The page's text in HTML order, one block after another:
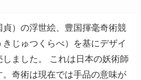
）の浮世絵、豊国揮毫奇術競
きじゅつくらべ）を基にデザイ
しました。 これは日本の妖術師
。奇術は現在では手品の意味が